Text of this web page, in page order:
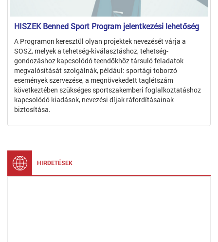
HISZEK Benned Sport Program jelentkezési lehetőség
A Programon keresztül olyan projektek nevezését várja a
SOSZ, melyek a tehetség-kiválasztáshoz, tehetség-
gondozáshoz kapcsolódó teendőkhöz társuló feladatok
megvalósítását szolgálnák, például: sportági toborzó
események szervezése, a megnövekedett taglétszám
következtében szükséges sportszakemberi foglalkoztatáshoz
kapcsolódó kiadások, nevezési díjak ráfordításainak
biztosítása.
HIRDETÉSEK